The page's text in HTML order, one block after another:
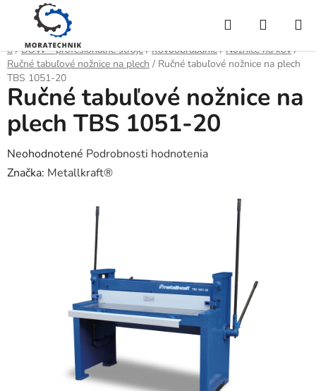
Hľadať
KOŠÍK
Domov
/ BOW - profesionálne stroje / Kovoobrábanie / Nožnice na kov /
Ručné tabuľové nožnice na plech / Ručné tabuľové nožnice na plech
TBS 1051-20
Ručné tabuľové nožnice na
plech TBS 1051-20
Priemerné
hodnotenie
Neohodnotené Podrobnosti hodnotenia
Značka: Metallkraft®